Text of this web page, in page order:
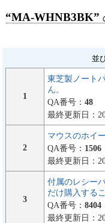
“MA-WHNB3BK”
並
1
東芝製ノート
ん。
QA番号： 48
最終更新日：
2
マウスのホイ
QA番号： 1506
最終更新日：
3
付属のレシー
だけ購入する
QA番号： 8404
最終更新日：